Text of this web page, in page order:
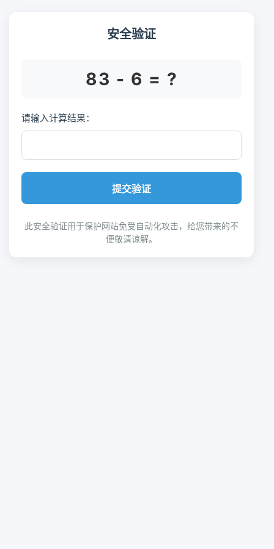
安全验证
83 - 6 = ?
请输入计算结果：
提交验证
此安全验证用于保护网站免受自动化攻击，给您带来的不
便敬请谅解。